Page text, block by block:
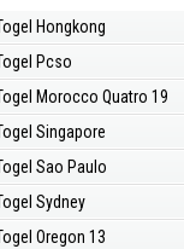
Hongkong
Pcso
Morocco Quatro 19
Singapore
Sao Paulo
Sydney
Oregon 13